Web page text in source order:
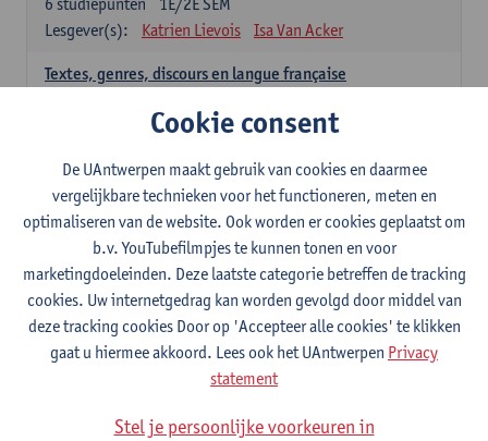
Lesgever(s):
Katrien Lievois Isa Van Acker
Textes, genres, discours en langue française
Kris Peeters
Spaans: verplichte opleidingsonderdelen
Gramática española 1
1E SEM
studiepunten
Lesgever(s):
Anne Verhaert
Gramática española 2
2E SEM
3studiepunten
Anne Verhaert
Lengua española: Destrezas básicas
Cookie consent
De UAntwerpen maakt gebruik van cookies en daarmee
vergelijkbare technieken voor het functioneren, meten en
optimaliseren van de website. Ook worden er cookies geplaatst om
b.v. YouTubefilmpjes te kunnen tonen en voor
marketingdoeleinden. Deze laatste categorie betreffen de tracking
cookies. Uw internetgedrag kan worden gevolgd door middel van
deze tracking cookies Door op 'Accepteer alle cookies' te klikken
gaat u hiermee akkoord. Lees ook het UAntwerpen Privacy
statement
Stel je persoonlijke voorkeuren in